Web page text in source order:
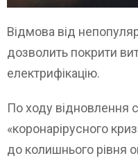
Відмова від
дозволить покрити
електрифікацію.
По ходу відновлення
«коронарірусного
до колишнього рівня